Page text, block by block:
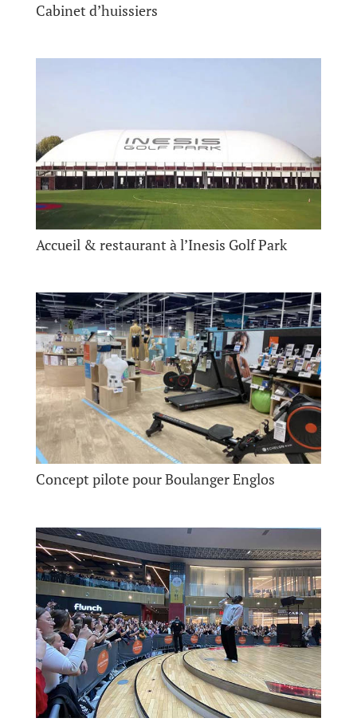
Cabinet d’huissiers
Accueil & restaurant à l’Inesis Golf Park
Concept pilote pour Boulanger Englos